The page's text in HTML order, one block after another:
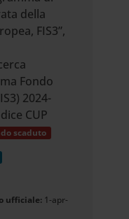
della
FIS3”,
Fondo
2024-
CUP
scaduto
ufficiale: 1-apr-